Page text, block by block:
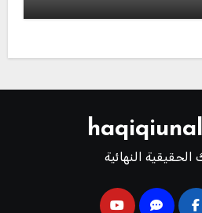
الحقيقية النهائية